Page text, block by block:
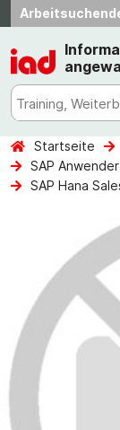
Startseite
SAP
SAP Hana